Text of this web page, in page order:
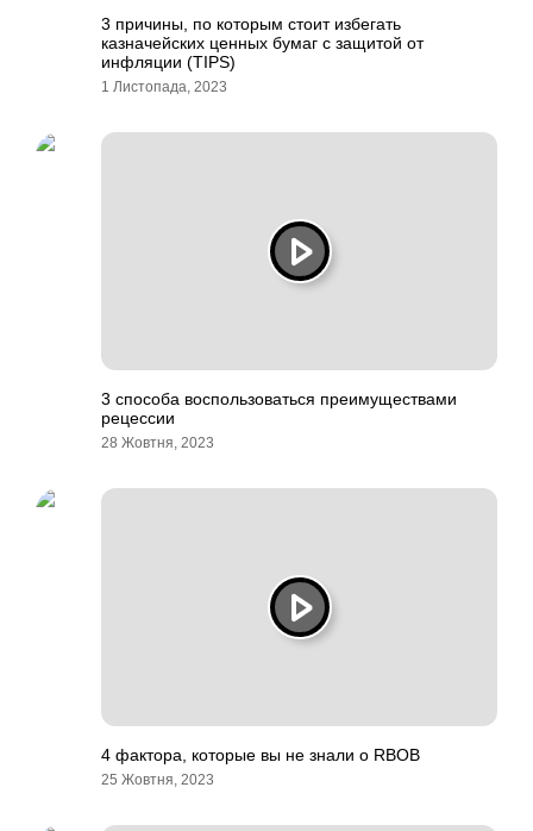
3 причины, по которым стоит избегать
казначейских ценных бумаг с защитой от
инфляции (TIPS)
1 Листопада, 2023
3 способа воспользоваться преимуществами
рецессии
28 Жовтня, 2023
4 фактора, которые вы не знали о RBOB
25 Жовтня, 2023